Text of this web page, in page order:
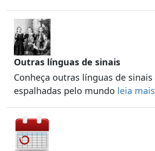
Outras línguas de sinais
Conheça outras línguas de sinais
espalhadas pelo mundo leia mais